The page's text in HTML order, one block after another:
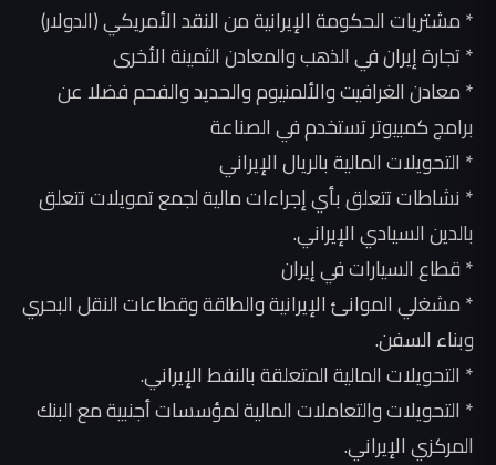
* مشتريات الحكومة الإيرانية من النقد الأمريكي (الدولار)
* تجارة إيران في الذهب والمعادن الثمينة الأخرى
* معادن الغرافيت والألمنيوم والحديد والفحم فضلا عن
برامج كمبيوتر تستخدم في الصناعة
* التحويلات المالية بالريال الإيراني
* نشاطات تتعلق بأي إجراءات مالية لجمع تمويلات تتعلق
بالدين السيادي الإيراني.
* قطاع السيارات في إيران
* مشغلي الموانئ الإيرانية والطاقة وقطاعات النقل البحري
وبناء السفن.
* التحويلات المالية المتعلقة بالنفط الإيراني.
* التحويلات والتعاملات المالية لمؤسسات أجنبية مع البنك
المركزي الإيراني.